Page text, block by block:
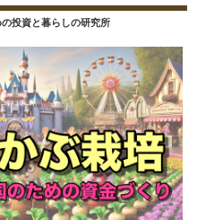
投資と暮らしの研究所